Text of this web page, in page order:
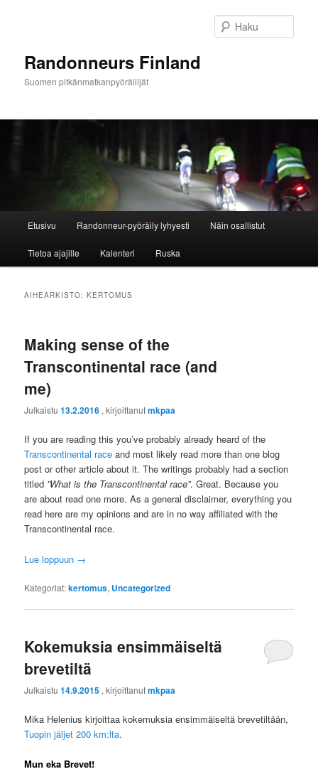
Randonneurs Finland
Suomen pitkänmatkanpyöräilijät
Etusivu Randonneur-pyöräily lyhyesti Näin osallistut
Tietoa ajajille Kalenteri Ruska
AIHEARKISTO:KERTOMUS
Making sense of the
Transcontinental race (and
me)
Julkaistu13.2.2016 , kirjoittanutmkpaa
If you are reading this you’ve probably already heard of the
Transcontinental raceand most likely read more than one blog
post or other article about it. The writings probably had a section
titled ”What is the Transcontinental race”. Great. Because you
are about read one more. As a general disclaimer, everything you
read here are my opinions and are in no way affiliated with the
Transcontinental race.
Lue loppuun →
Kategoriat:kertomus, Uncategorized
Kokemuksia ensimmäiseltä
brevetiltä
Julkaistu14.9.2015 , kirjoittanutmkpaa
Mika Helenius kirjoittaa kokemuksia ensimmäiseltä brevetiltään,
Tuopin jäljet 200 km:lta.
Mun eka Brevet!